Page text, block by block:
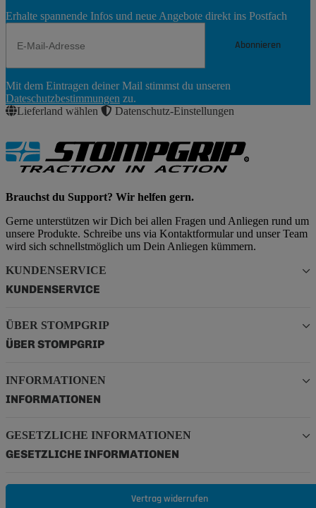
Erhalte spannende Infos und neue Angebote direkt ins Postfach
Abonnieren
Abonnieren
Mit dem Eintragen deiner Mail stimmst du unseren
Dateschutzbestimmungen zu.
Lieferland wählen
Datenschutz-Einstellungen
Brauchst du Support? Wir helfen gern.
Gerne unterstützen wir Dich bei allen Fragen und Anliegen rund um
unsere Produkte. Schreibe uns via Kontaktformular und unser Team
wird sich schnellstmöglich um Dein Anliegen kümmern.
KUNDENSERVICE
KUNDENSERVICE
ÜBER STOMPGRIP
ÜBER STOMPGRIP
INFORMATIONEN
INFORMATIONEN
GESETZLICHE INFORMATIONEN
GESETZLICHE INFORMATIONEN
Vertrag widerrufen